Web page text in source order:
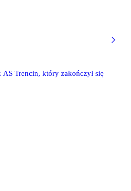
Trencin, który zakończył się